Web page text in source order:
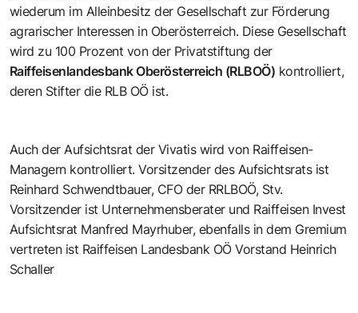
wiederum im Alleinbesitz der Gesellschaft zur Förderung
agrarischer Interessen in Oberösterreich. Diese Gesellschaft
wird zu 100 Prozent von der Privatstiftung der
Raiffeisenlandesbank Oberösterreich (RLBOÖ) kontrolliert,
deren Stifter die RLB OÖ ist.
Auch der Aufsichtsrat der Vivatis wird von Raiffeisen-
Managern kontrolliert. Vorsitzender des Aufsichtsrats ist
Reinhard Schwendtbauer, CFO der RRLBOÖ, Stv.
Vorsitzender ist Unternehmensberater und Raiffeisen Invest
Aufsichtsrat Manfred Mayrhuber, ebenfalls in dem Gremium
vertreten ist Raiffeisen Landesbank OÖ Vorstand Heinrich
Schaller